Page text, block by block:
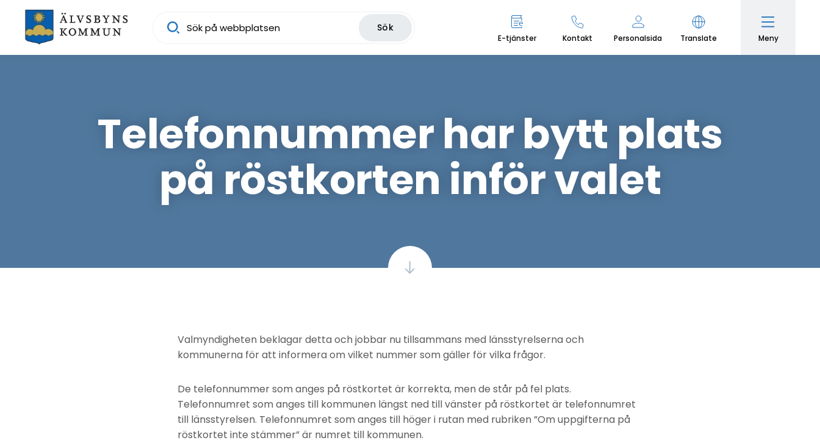
Sök
E-tjänster Kontakt Personalsida Translate Meny
Telefonnummer har bytt plats
på röstkorten inför valet
Valmyndigheten beklagar detta och jobbar nu tillsammans med länsstyrelserna och
kommunerna för att informera om vilket nummer som gäller för vilka frågor.
De telefonnummer som anges på röstkortet är korrekta, men de står på fel plats.
Telefonnumret som anges till kommunen längst ned till vänster på röstkortet är telefonnumret
till länsstyrelsen. Telefonnumret som anges till höger i rutan med rubriken ”Om uppgifterna på
röstkortet inte stämmer” är numret till kommunen.